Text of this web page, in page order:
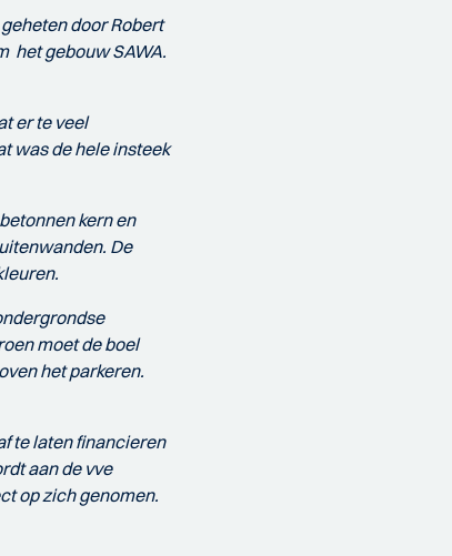
door Robert
het gebouw SAWA.
er te veel
was de hele insteek
kern en
De
moet de boel
het parkeren.
te laten financieren
aan de vve
op zich genomen.